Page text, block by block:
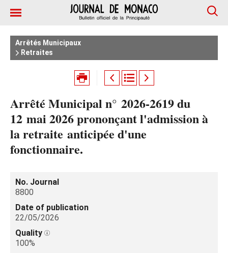
Arrêtés Municipaux
Retraites
Arrêté Municipal n° 2026‑2619 du
12 mai 2026 prononçant l'admission à
la retraite anticipée d'une
fonctionnaire.
No. Journal
8800
Date of publication
22/05/2026
Quality
100%